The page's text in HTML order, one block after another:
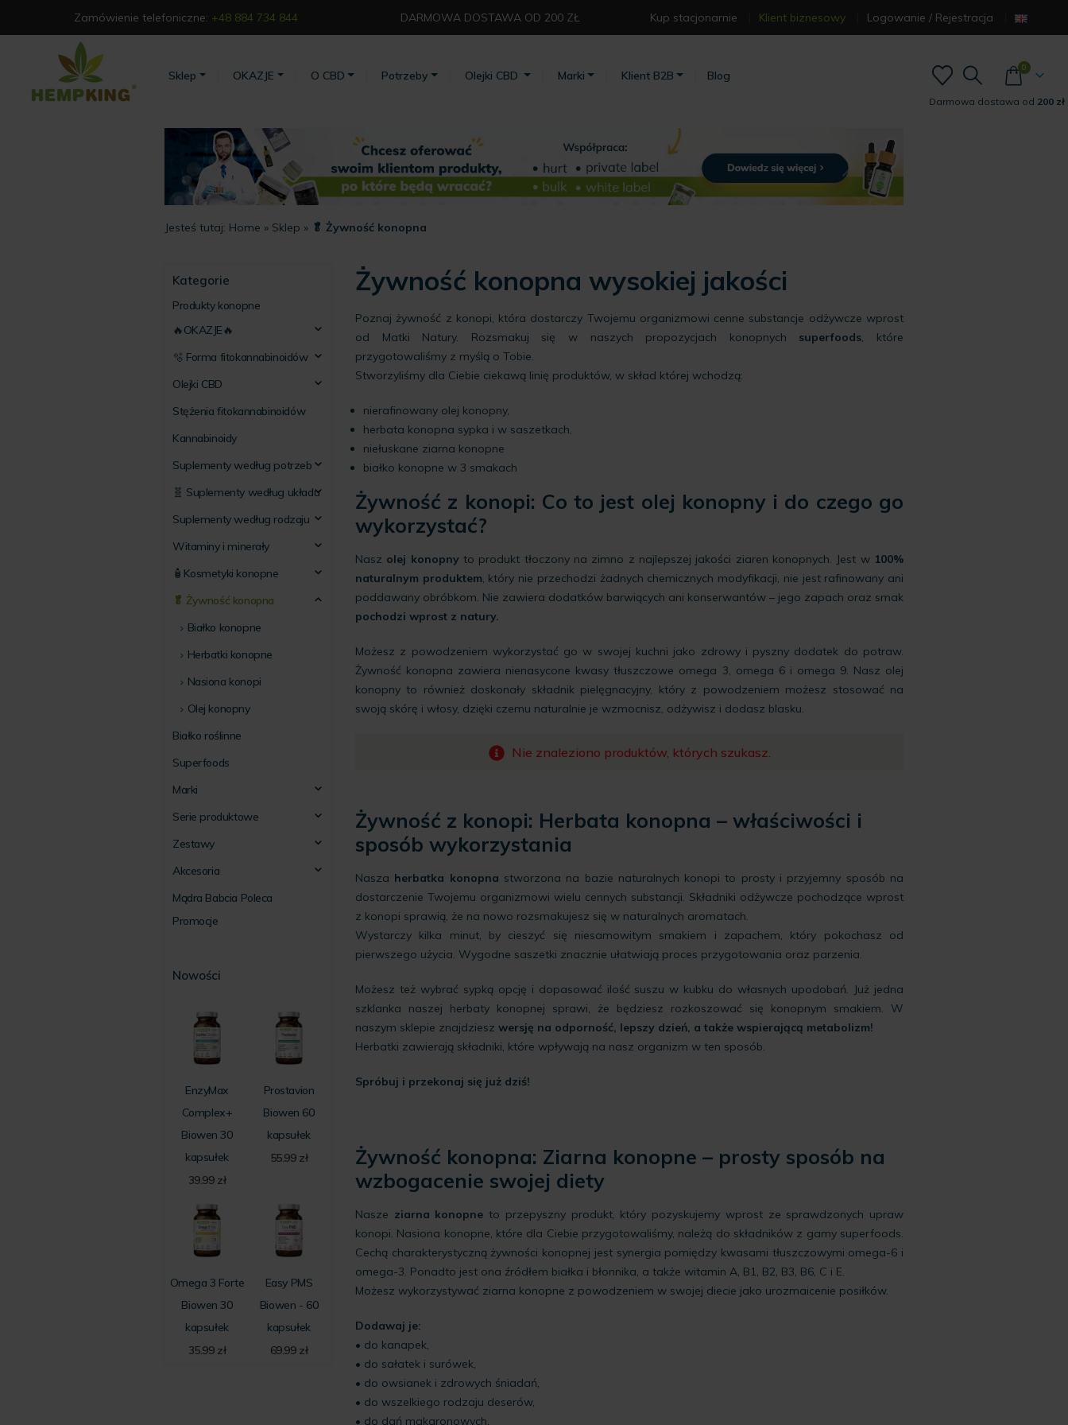
Zamówienie telefoniczne: +48 884 734 844 DARMOWA DOSTAWA OD 200 ZŁ⁣ Kup stacjonarnie Klient biznesowy Logowanie / Rejestracja
Sklep OKAZJE O CBD Potrzeby Olejki CBD Marki Klient B2B Blog
0
Darmowa dostawa od 200 zł
Jesteś tutaj: Home » Sklep » 🥬 Żywność konopna
Żywność konopna wysokiej jakości
Poznaj żywność z konopi, która dostarczy Twojemu organizmowi cenne substancje odżywcze wprost
od Matki Natury. Rozsmakuj się w naszych propozycjach konopnych superfoods, które
przygotowaliśmy z myślą o Tobie.
Stworzyliśmy dla Ciebie ciekawą linię produktów, w skład której wchodzą:
nierafinowany olej konopny,
herbata konopna sypka i w saszetkach,
niełuskane ziarna konopne
białko konopne w 3 smakach
Żywność z konopi: Co to jest olej konopny i do czego go
wykorzystać?
Nasz olej konopnyto produkt tłoczony na zimno z najlepszej jakości ziaren konopnych. Jest w 100%
naturalnym produktem, który nie przechodzi żadnych chemicznych modyfikacji, nie jest rafinowany ani
poddawany obróbkom. Nie zawiera dodatków barwiących ani konserwantów – jego zapach oraz smak
pochodzi wprost z natury.
Możesz z powodzeniem wykorzystać go w swojej kuchni jako zdrowy i pyszny dodatek do potraw.
Żywność konopna zawiera nienasycone kwasy tłuszczowe omega 3, omega 6 i omega 9. Nasz olej
konopny to również doskonały składnik pielęgnacyjny, który z powodzeniem możesz stosować na
swoją skórę i włosy, dzięki czemu naturalnie je wzmocnisz, odżywisz i dodasz blasku.
Nie znaleziono produktów, których szukasz.
Żywność z konopi: Herbata konopna – właściwości i
sposób wykorzystania
Nasza herbatka konopna stworzona na bazie naturalnych konopi to prosty i przyjemny sposób na
dostarczenie Twojemu organizmowi wielu cennych substancji. Składniki odżywcze pochodzące wprost
z konopi sprawią, że na nowo rozsmakujesz się w naturalnych aromatach.
Wystarczy kilka minut, by cieszyć się niesamowitym smakiem i zapachem, który pokochasz od
pierwszego użycia. Wygodne saszetki znacznie ułatwiają proces przygotowania oraz parzenia.
Możesz też wybrać sypką opcję i dopasować ilość suszu w kubku do własnych upodobań. Już jedna
szklanka naszej herbaty konopnej sprawi, że będziesz rozkoszować się konopnym smakiem. W
naszym sklepie znajdziesz wersję na odporność, lepszy dzień, a także wspierającą metabolizm!
Herbatki zawierają składniki, które wpływają na nasz organizm w ten sposób.
Spróbuj i przekonaj się już dziś!
Żywność konopna: Ziarna konopne – prosty sposób na
wzbogacenie swojej diety
Nasze ziarna konopne to przepyszny produkt, który pozyskujemy wprost ze sprawdzonych upraw
konopi. Nasiona konopne, które dla Ciebie przygotowaliśmy, należą do składników z gamy superfoods.
Cechą charakterystyczną żywności konopnej jest synergia pomiędzy kwasami tłuszczowymi omega-6 i
omega-3. Ponadto jest ona źródłem białka i błonnika, a także witamin A, B1, B2, B3, B6, C i E.
Możesz wykorzystywać ziarna konopne z powodzeniem w swojej diecie jako urozmaicenie posiłków.
Dodawaj je:
• do kanapek,
• do sałatek i surówek,
• do owsianek i zdrowych śniadań,
• do wszelkiego rodzaju deserów,
• do dań makaronowych,
Kategorie
Produkty konopne
🔥OKAZJE🔥
🫧 Forma fitokannabinoidów
Olejki CBD
Stężenia fitokannabinoidów
Kannabinoidy
Suplementy według potrzeb
🧬 Suplementy według układu
Suplementy według rodzaju
Witaminy i minerały
🧴Kosmetyki konopne
🥬 Żywność konopna
Białko konopne
Herbatki konopne
Nasiona konopi
Olej konopny
Białko roślinne
Superfoods
Marki
Serie produktowe
Zestawy
Akcesoria
Mądra Babcia Poleca
Promocje
Nowości
EnzyMax
Complex+
Biowen 30
kapsułek
39.99 zł
Prostavion
Biowen 60
kapsułek
55.99 zł
Omega 3 Forte
Biowen 30
kapsułek
35.99 zł
Easy PMS
Biowen - 60
kapsułek
69.99 zł